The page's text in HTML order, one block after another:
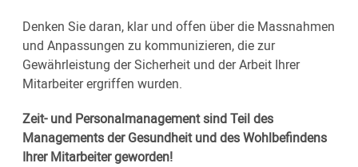
Denken Sie daran, klar und offen über die Massnahmen
und Anpassungen zu kommunizieren, die zur
Gewährleistung der Sicherheit und der Arbeit Ihrer
Mitarbeiter ergriffen wurden.
Zeit- und Personalmanagement sind Teil des
Managements der Gesundheit und des Wohlbefindens
Ihrer Mitarbeiter geworden!